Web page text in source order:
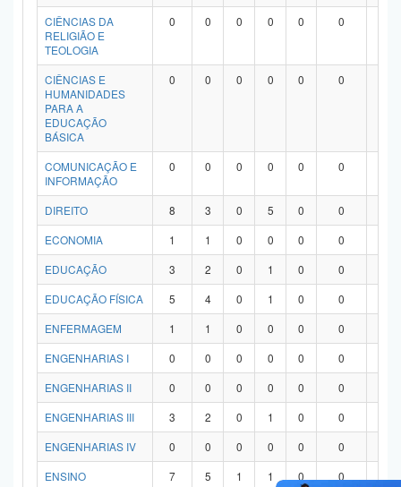
CIÊNCIAS DA
RELIGIÃO E
TEOLOGIA
0 0 0 0 0 0
CIÊNCIAS E
HUMANIDADES
PARA A
EDUCAÇÃO
BÁSICA
0 0 0 0 0 0
COMUNICAÇÃO E
INFORMAÇÃO
0 0 0 0 0 0
DIREITO 8 3 0 5 0 0
ECONOMIA
1 1 0 0 0 0
EDUCAÇÃO
3 2 0 1 0 0
EDUCAÇÃO FÍSICA
5 4 0 1 0 0
ENFERMAGEM
1 1 0 0 0 0
ENGENHARIAS I
0 0 0 0 0 0
ENGENHARIAS II
0 0 0 0 0 0
ENGENHARIAS III
3 2 0 1 0 0
ENGENHARIAS IV
0 0 0 0 0 0
ENSINO
7 5 1 1 0 0